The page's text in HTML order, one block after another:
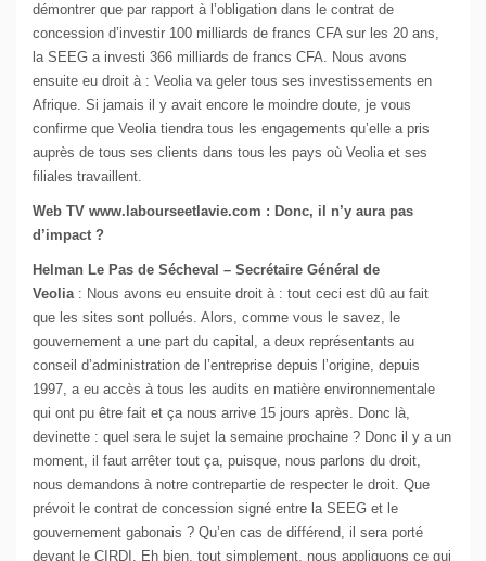
démontrer que par rapport à l’obligation dans le contrat de
concession d’investir 100 milliards de francs CFA sur les 20 ans,
la SEEG a investi 366 milliards de francs CFA. Nous avons
ensuite eu droit à : Veolia va geler tous ses investissements en
Afrique. Si jamais il y avait encore le moindre doute, je vous
confirme que Veolia tiendra tous les engagements qu’elle a pris
auprès de tous ses clients dans tous les pays où Veolia et ses
filiales travaillent.
Web TV www.labourseetlavie.com : Donc, il n’y aura pas
d’impact ?
Helman Le Pas de Sécheval – Secrétaire Général de
Veolia : Nous avons eu ensuite droit à : tout ceci est dû au fait
que les sites sont pollués. Alors, comme vous le savez, le
gouvernement a une part du capital, a deux représentants au
conseil d’administration de l’entreprise depuis l’origine, depuis
1997, a eu accès à tous les audits en matière environnementale
qui ont pu être fait et ça nous arrive 15 jours après. Donc là,
devinette : quel sera le sujet la semaine prochaine ? Donc il y a un
moment, il faut arrêter tout ça, puisque, nous parlons du droit,
nous demandons à notre contrepartie de respecter le droit. Que
prévoit le contrat de concession signé entre la SEEG et le
gouvernement gabonais ? Qu’en cas de différend, il sera porté
devant le CIRDI. Eh bien, tout simplement, nous appliquons ce qui